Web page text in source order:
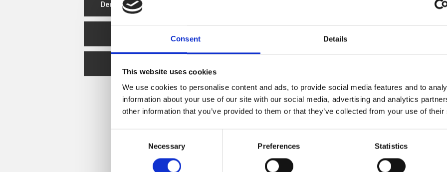
Consent Details
This website uses cookies
We use cookies to personalise content and ads, to provide social media features and to
information about your use of our site with our social media, advertising and analytics
other information that you’ve provided to them or that they’ve collected from your use of
Necessary Preferences Statistics
Declaración de rendimiento
Eficiencia energética
Autonomía Min/
Clase de